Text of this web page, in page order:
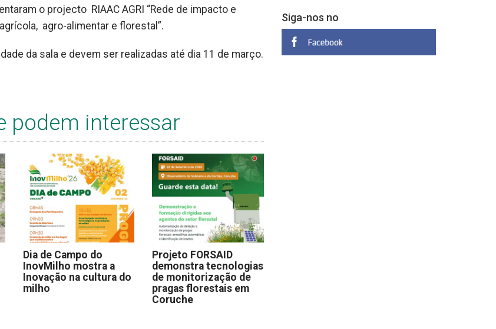
o projecto RIAAC AGRI “Rede de impacto e
agro-alimentar e florestal”.
da sala e devem ser realizadas até dia 11 de março.
podem interessar
Dia de Campo do
InovMilho mostra a
Inovação na cultura do
milho
Projeto FORSAID
demonstra tecnologias
de monitorização de
pragas florestais em
Coruche
Siga-nos no